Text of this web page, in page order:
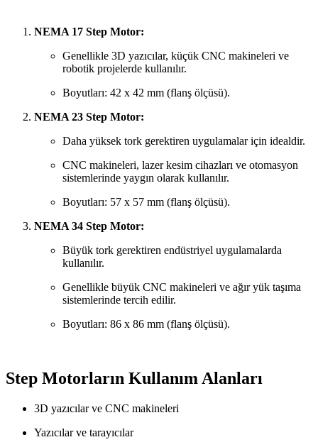
NEMA 17 Step Motor:
Genellikle 3D yazıcılar, küçük CNC makineleri ve
robotik projelerde kullanılır.
Boyutları: 42 x 42 mm (flanş ölçüsü).
NEMA 23 Step Motor:
Daha yüksek tork gerektiren uygulamalar için idealdir.
CNC makineleri, lazer kesim cihazları ve otomasyon
sistemlerinde yaygın olarak kullanılır.
Boyutları: 57 x 57 mm (flanş ölçüsü).
NEMA 34 Step Motor:
Büyük tork gerektiren endüstriyel uygulamalarda
kullanılır.
Genellikle büyük CNC makineleri ve ağır yük taşıma
sistemlerinde tercih edilir.
Boyutları: 86 x 86 mm (flanş ölçüsü).
Step Motorların Kullanım Alanları
3D yazıcılar ve CNC makineleri
Yazıcılar ve tarayıcılar